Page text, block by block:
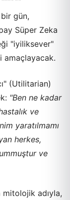
gün,
Süper Zeka
"iyiliksever"
amaçlayacak.
(Utilitarian)
"Ben ne kadar
ve
yaratılmamı
herkes,
ve
adıyla,